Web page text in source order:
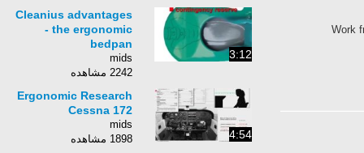
Work
3:12
Cleanius advantages
- the ergonomic
bedpan
mids
2242 مشاهده
4:54
Ergonomic Research
Cessna 172
mids
1898 مشاهده